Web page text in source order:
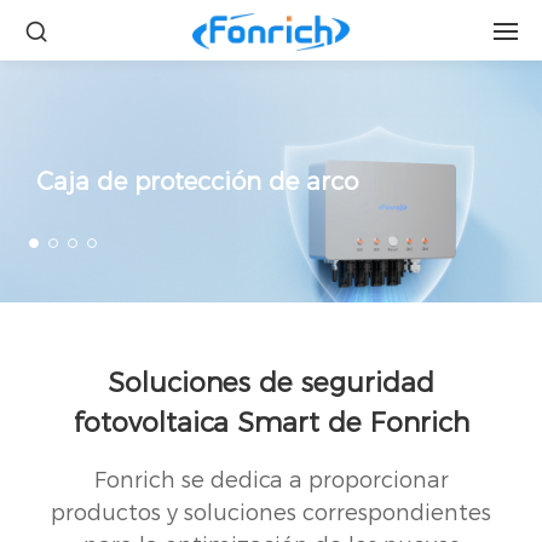
Caja de protección de arco
Soluciones de seguridad
fotovoltaica Smart de Fonrich
Fonrich se dedica a proporcionar
productos y soluciones correspondientes